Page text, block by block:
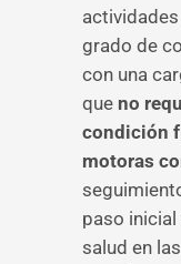
grado de
con una
que no
condición
motoras
paso
salud en